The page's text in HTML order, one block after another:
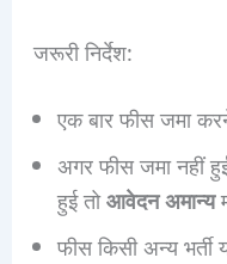
जरूरी निर्देश:
एक बार फीस जमा
अगर फीस जमा नहीं
हुई तोआवेदन अमान्य
फीस किसी अन्य भर्ती